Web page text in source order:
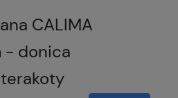
CALIMA
- donica